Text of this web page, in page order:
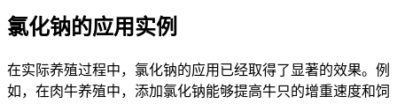
氯化钠的应用实例
在实际养殖过程中，氯化钠的应用已经取得了显著的效果。例
如，在肉牛养殖中，添加氯化钠能够提高牛只的增重速度和饲